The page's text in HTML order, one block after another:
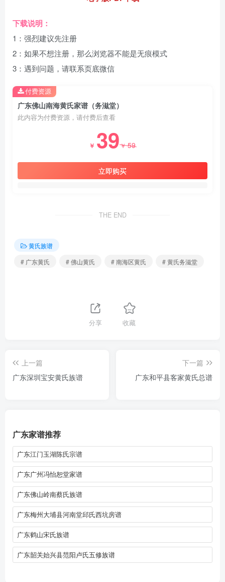
下载说明：
1：强烈建议先注册
2：如果不想注册，那么浏览器不能是无痕模式
3：遇到问题，请联系页底微信
广东佛山南海黄氏家谱（务滋堂）
此内容为付费资源，请付费后查看
￥ 39￥59
立即购买
付费资源
THE END
黄氏族谱
# 广东黄氏
# 佛山黄氏 # 南海区黄氏 # 黄氏务滋堂
分享 收藏
上一篇
广东深圳宝安黄氏族谱
下一篇
广东和平县客家黄氏总谱
广东家谱推荐
广东江门玉湖陈氏宗谱
广东广州冯怡恕堂家谱
广东佛山岭南蔡氏族谱
广东梅州大埔县河南堂邱氏西坑房谱
广东鹤山宋氏族谱
广东韶关始兴县范阳卢氏五修族谱